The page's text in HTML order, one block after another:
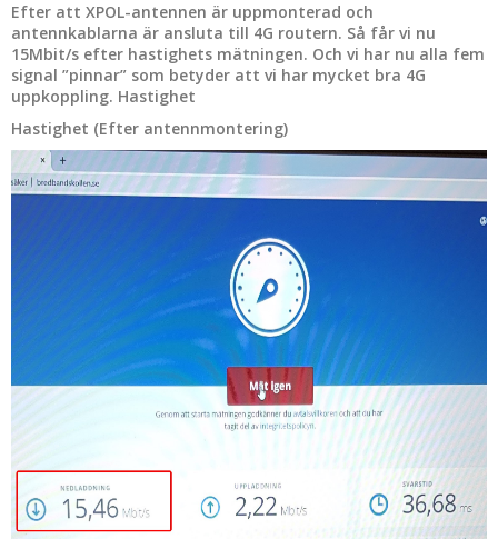
Efter att XPOL-antennen är uppmonterad och
antennkablarna är ansluta till 4G routern. Så får vi nu
15Mbit/s efter hastighets mätningen. Och vi har nu alla fem
signal ”pinnar” som betyder att vi har mycket bra 4G
uppkoppling. Hastighet
Hastighet (Efter antennmontering)